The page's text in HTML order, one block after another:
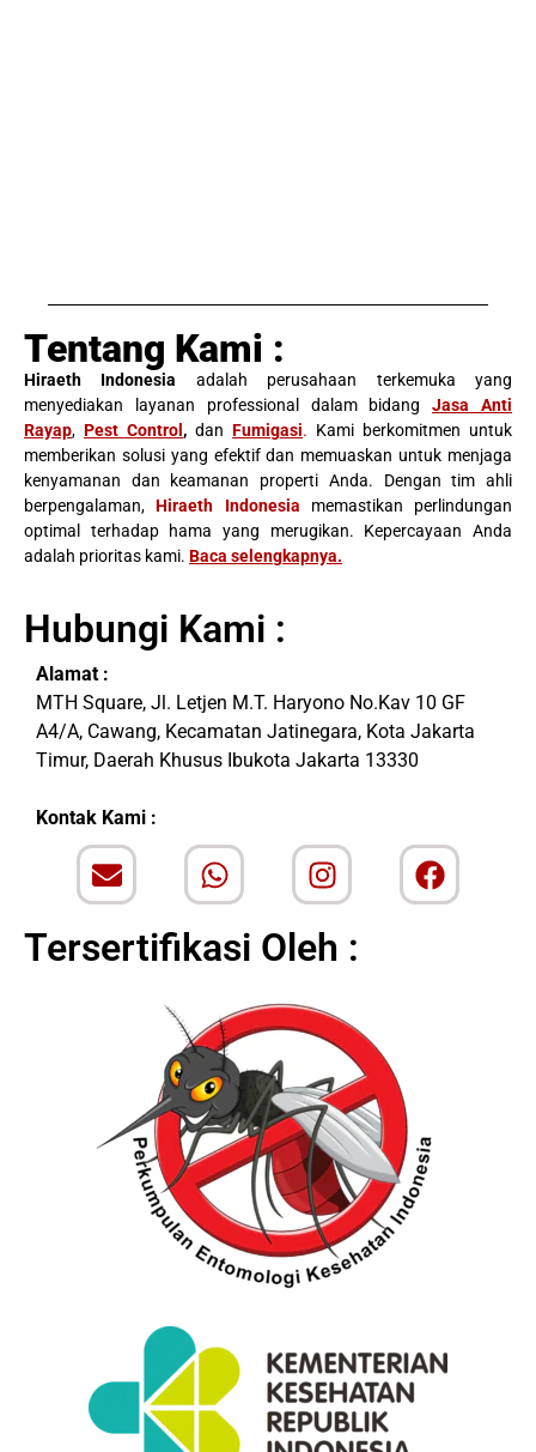
Tentang Kami :
Hiraeth Indonesia adalah perusahaan terkemuka yang
menyediakan layanan professional dalam bidangJasa Anti
Rayap, Pest Control , dan Fumigasi. Kami berkomitmen untuk
memberikan solusi yang efektif dan memuaskan untuk menjaga
kenyamanan dan keamanan properti Anda. Dengan tim ahli
berpengalaman,Hiraeth Indonesia
memastikan perlindungan
optimal terhadap hama yang merugikan. Kepercayaan Anda
adalah prioritas kami. Baca selengkapnya.
Hubungi Kami :
Alamat :
MTH Square, Jl. Letjen M.T. Haryono No.Kav 10 GF
A4/A, Cawang, Kecamatan Jatinegara, Kota Jakarta
Timur, Daerah Khusus Ibukota Jakarta 13330
Kontak Kami :
Tersertifikasi Oleh :